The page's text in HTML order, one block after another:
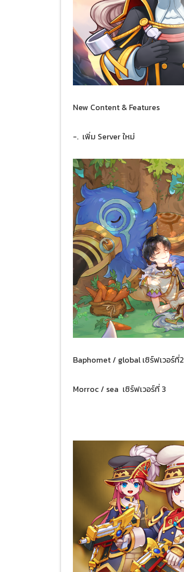
New Content & Features
-. เพิ่ม Server ใหม่
Baphomet / global เซิร์ฟเวอร์ที่2
Morroc / sea เซิร์ฟเวอร์ที่ 3